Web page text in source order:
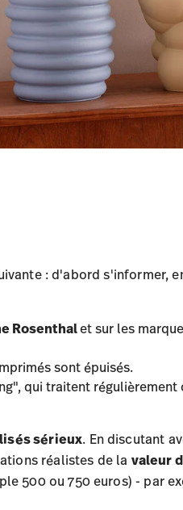
: d'abord s'informer,
Rosenthalet sur les
sont épuisés.
qui traitent régulièrement
sérieux. En discutant
réalistes de la valeur
500 ou 750 euros) - par